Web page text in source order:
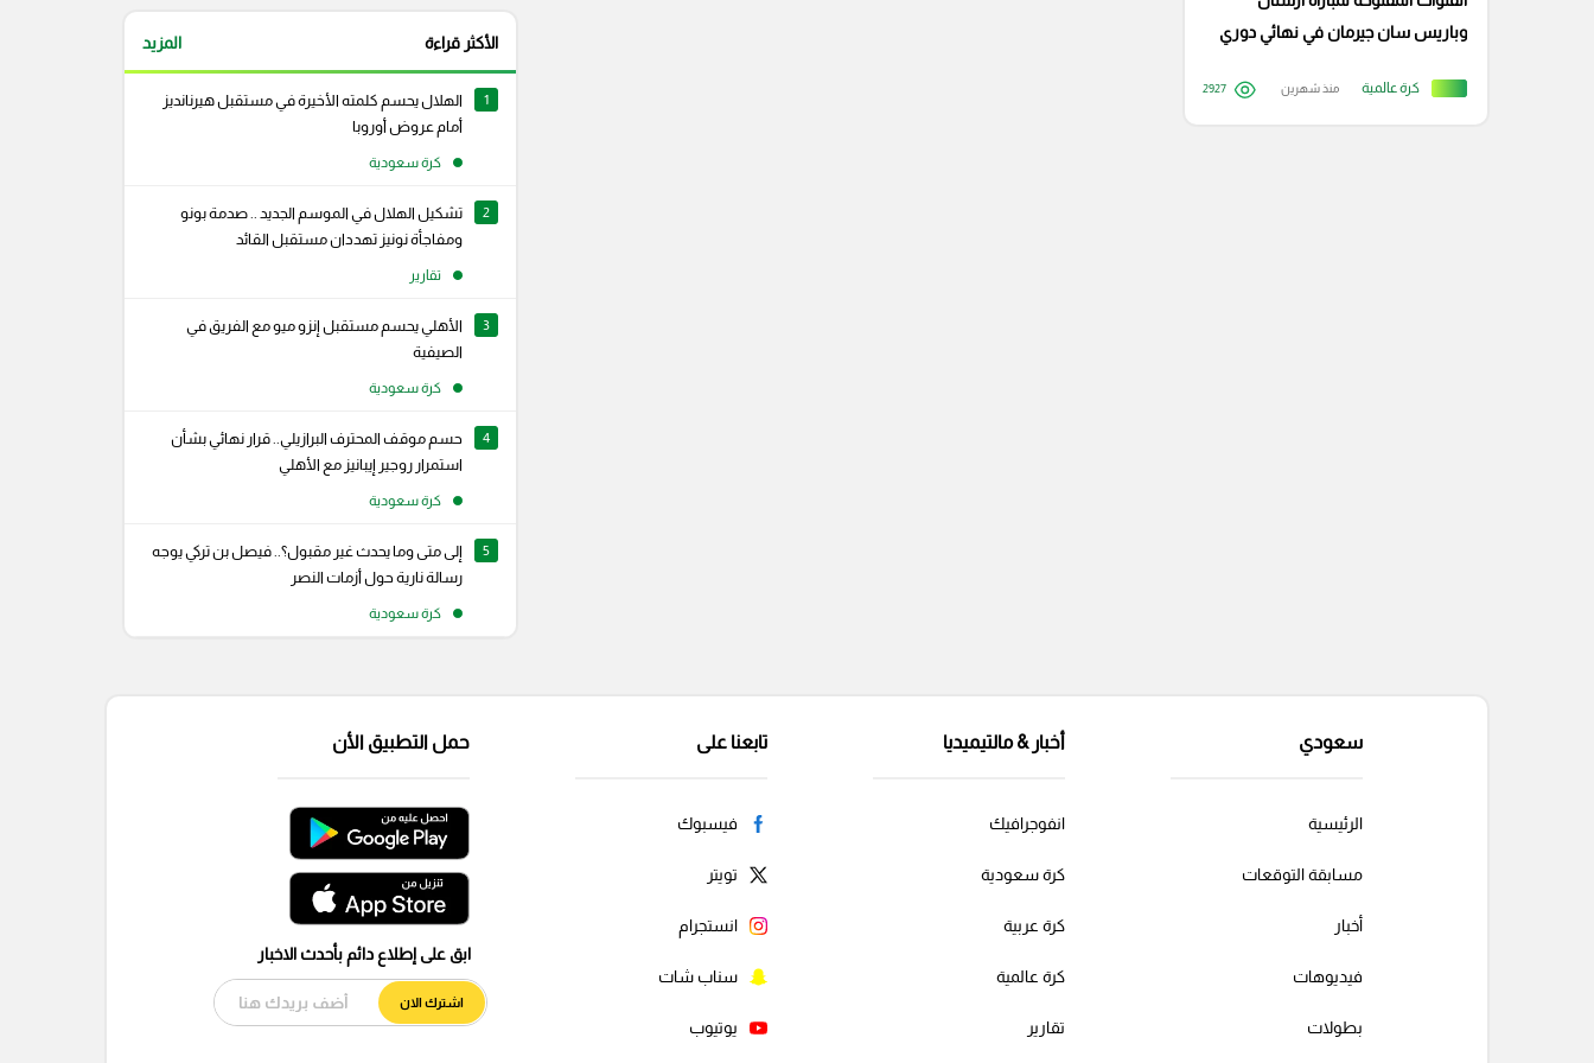
كرة عالمية
وباريس سان جيرمان في نهائي دوري
منذ شهرين 2927
الأكثر قراءة المزيد
1
الهلال يحسم كلمته الأخيرة في مستقبل هيرنانديز
أمام عروض أوروبا
كرة سعودية
2
تشكيل الهلال في الموسم الجديد .. صدمة بونو
ومفاجأة نونيز تهددان مستقبل القائد
تقارير
3
الأهلي يحسم مستقبل إنزو ميو مع الفريق في
الصيفية
كرة سعودية
4
حسم موقف المحترف البرازيلي.. قرار نهائي بشأن
استمرار روجير إيبانيز مع الأهلي
كرة سعودية
5
إلى متى وما يحدث غير مقبول؟.. فيصل بن تركي يوجه
رسالة نارية حول أزمات النصر
كرة سعودية
سعودي
الرئيسية
مسابقة التوقعات
أخبار
فيديوهات
بطولات
أخبار & مالتيميديا
انفوجرافيك
كرة سعودية
كرة عربية
كرة عالمية
تقارير
تابعنا على
فيسبوك
تويتر
انستجرام
سناب شات
يوتيوب
حمل التطبيق الأن
ابق على إطلاع دائم بأحدث الاخبار
اشترك الان